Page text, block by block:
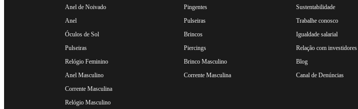
Anel de Noivado
Anel
Óculos de Sol
Pulseiras
Relógio Feminino
Anel Masculino
Corrente Masculina
Relógio Masculino
Pingentes
Pulseiras
Brincos
Piercings
Brinco Masculino
Corrente Masculina
Sustentabilidade
Trabalhe conosco
Igualdade salarial
Relação com investidores
Blog
Canal de Denúncias